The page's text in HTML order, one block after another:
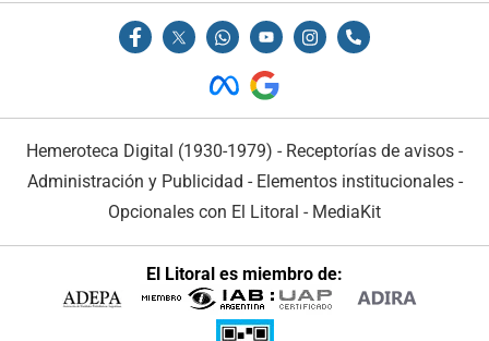
Hemeroteca Digital (1930-1979) - Receptorías de avisos -
Administración y Publicidad - Elementos institucionales-
Opcionales con El Litoral - MediaKit
El Litoral es miembro de: